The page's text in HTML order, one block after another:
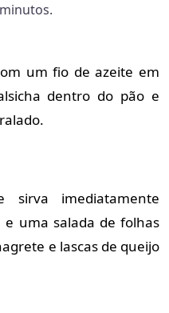
um fio de azeite em
dentro do pão e
imediatamente
uma salada de folhas
e lascas de queijo